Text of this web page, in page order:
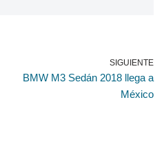
SIGUIENTE
BMW M3 Sedán 2018 llega a
México